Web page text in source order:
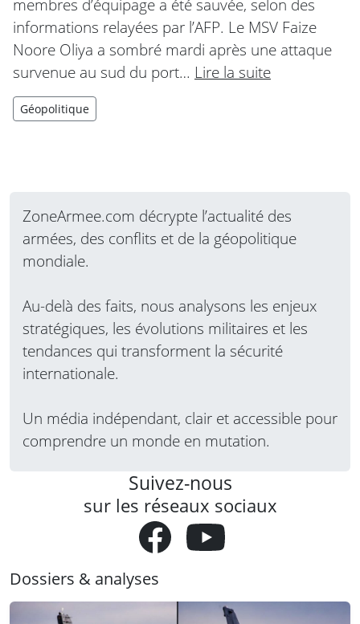
membres d’équipage a été sauvée, selon des
informations relayées par l’AFP. Le MSV Faize
Noore Oliya a sombré mardi après une attaque
survenue au sud du port… Lire la suite
Géopolitique
ZoneArmee.com décrypte l’actualité des
armées, des conflits et de la géopolitique
mondiale.
Au-delà des faits, nous analysons les enjeux
stratégiques, les évolutions militaires et les
tendances qui transforment la sécurité
internationale.
Un média indépendant, clair et accessible pour
comprendre un monde en mutation.
Suivez-nous
sur les réseaux sociaux
Dossiers & analyses